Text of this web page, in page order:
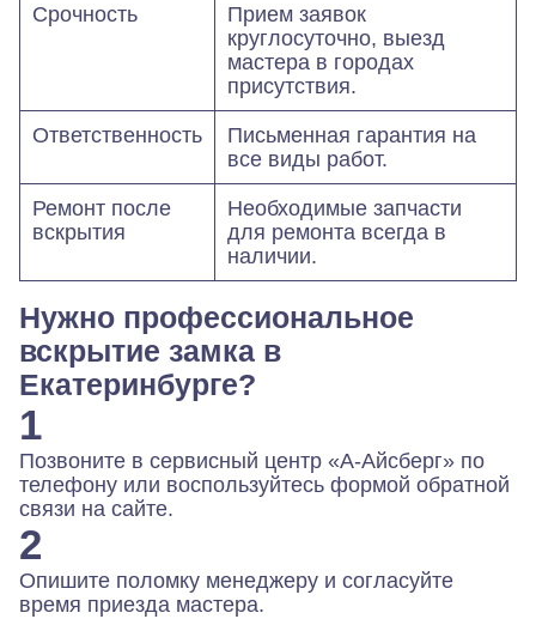
Срочность
Прием заявок
круглосуточно, выезд
мастера в городах
присутствия.
Ответственность
Письменная гарантия на
все виды работ.
Ремонт после
вскрытия
Необходимые запчасти
для ремонта всегда в
наличии.
Нужно профессиональное
вскрытие замка в
Екатеринбурге?
1
Позвоните в сервисный центр «А-Айсберг» по
телефону или воспользуйтесь формой обратной
связи на сайте.
2
Опишите поломку менеджеру и согласуйте
время приезда мастера.